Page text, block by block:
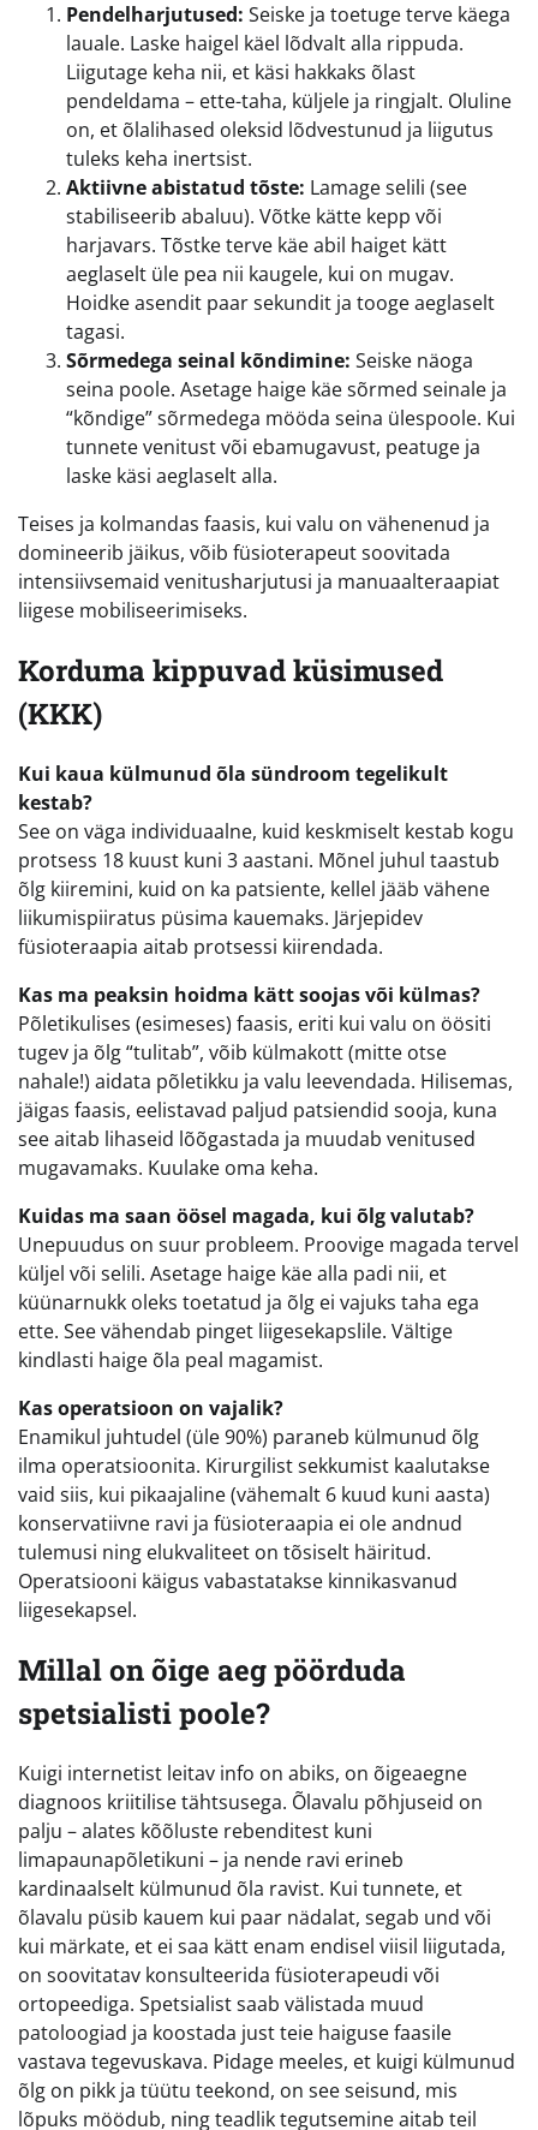
Pendelharjutused: Seiske ja toetuge terve käega
lauale. Laske haigel käel lõdvalt alla rippuda.
Liigutage keha nii, et käsi hakkaks õlast
pendeldama – ette-taha, küljele ja ringjalt. Oluline
on, et õlalihased oleksid lõdvestunud ja liigutus
tuleks keha inertsist.
Aktiivne abistatud tõste: Lamage selili (see
stabiliseerib abaluu). Võtke kätte kepp või
harjavars. Tõstke terve käe abil haiget kätt
aeglaselt üle pea nii kaugele, kui on mugav.
Hoidke asendit paar sekundit ja tooge aeglaselt
tagasi.
Sõrmedega seinal kõndimine: Seiske näoga
seina poole. Asetage haige käe sõrmed seinale ja
“kõndige” sõrmedega mööda seina ülespoole. Kui
tunnete venitust või ebamugavust, peatuge ja
laske käsi aeglaselt alla.
Teises ja kolmandas faasis, kui valu on vähenenud ja
domineerib jäikus, võib füsioterapeut soovitada
intensiivsemaid venitusharjutusi ja manuaalteraapiat
liigese mobiliseerimiseks.
Korduma kippuvad küsimused
(KKK)
Kui kaua külmunud õla sündroom tegelikult
kestab?
See on väga individuaalne, kuid keskmiselt kestab kogu
protsess 18 kuust kuni 3 aastani. Mõnel juhul taastub
õlg kiiremini, kuid on ka patsiente, kellel jääb vähene
liikumispiiratus püsima kauemaks. Järjepidev
füsioteraapia aitab protsessi kiirendada.
Kas ma peaksin hoidma kätt soojas või külmas?
Põletikulises (esimeses) faasis, eriti kui valu on öösiti
tugev ja õlg “tulitab”, võib külmakott (mitte otse
nahale!) aidata põletikku ja valu leevendada. Hilisemas,
jäigas faasis, eelistavad paljud patsiendid sooja, kuna
see aitab lihaseid lõõgastada ja muudab venitused
mugavamaks. Kuulake oma keha.
Kuidas ma saan öösel magada, kui õlg valutab?
Unepuudus on suur probleem. Proovige magada tervel
küljel või selili. Asetage haige käe alla padi nii, et
küünarnukk oleks toetatud ja õlg ei vajuks taha ega
ette. See vähendab pinget liigesekapslile. Vältige
kindlasti haige õla peal magamist.
Kas operatsioon on vajalik?
Enamikul juhtudel (üle 90%) paraneb külmunud õlg
ilma operatsioonita. Kirurgilist sekkumist kaalutakse
vaid siis, kui pikaajaline (vähemalt 6 kuud kuni aasta)
konservatiivne ravi ja füsioteraapia ei ole andnud
tulemusi ning elukvaliteet on tõsiselt häiritud.
Operatsiooni käigus vabastatakse kinnikasvanud
liigesekapsel.
Millal on õige aeg pöörduda
spetsialisti poole?
Kuigi internetist leitav info on abiks, on õigeaegne
diagnoos kriitilise tähtsusega. Õlavalu põhjuseid on
palju – alates kõõluste rebenditest kuni
limapaunapõletikuni – ja nende ravi erineb
kardinaalselt külmunud õla ravist. Kui tunnete, et
õlavalu püsib kauem kui paar nädalat, segab und või
kui märkate, et ei saa kätt enam endisel viisil liigutada,
on soovitatav konsulteerida füsioterapeudi või
ortopeediga. Spetsialist saab välistada muud
patoloogiad ja koostada just teie haiguse faasile
vastava tegevuskava. Pidage meeles, et kuigi külmunud
õlg on pikk ja tüütu teekond, on see seisund, mis
lõpuks möödub, ning teadlik tegutsemine aitab teil